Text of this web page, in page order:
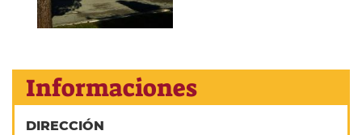
Informaciones
DIRECCIÓN